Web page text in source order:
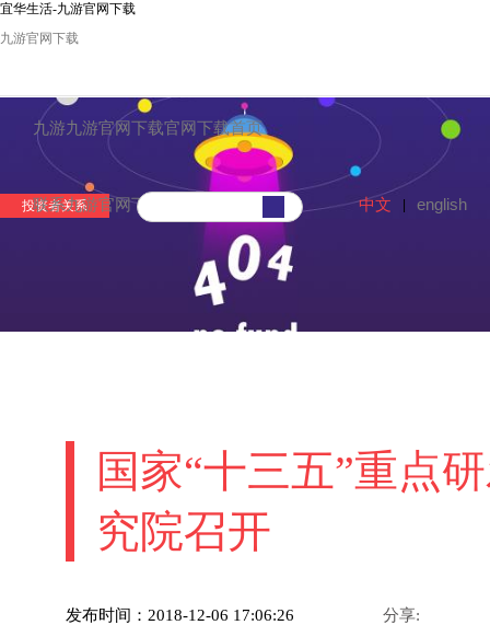
宜华生活-九游官网下载
九游官网下载
九游九游官网下载官网下载首页
联系九游官网下载
投资者关系 中文 english
国家“十三五”重点
究院召开
发布时间：2018-12-06 17:06:26 分享: